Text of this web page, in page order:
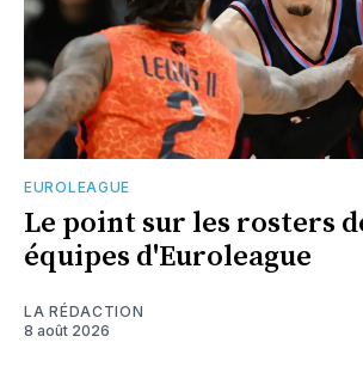
EUROLEAGUE
Le point sur les rosters
équipes d'Euroleague
LA RÉDACTION
8 août 2026